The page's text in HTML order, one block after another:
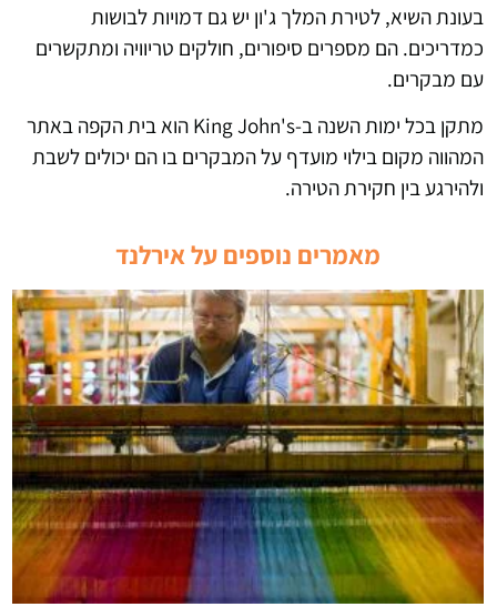
בעונת השיא, לטירת המלך ג'ון יש גם דמויות לבושות
כמדריכים. הם מספרים סיפורים, חולקים טריוויה ומתקשרים
עם מבקרים.
מתקן בכל ימות השנה ב-King John's הוא בית הקפה באתר
המהווה מקום בילוי מועדף על המבקרים בו הם יכולים לשבת
ולהירגע בין חקירת הטירה.
מאמרים נוספים על אירלנד